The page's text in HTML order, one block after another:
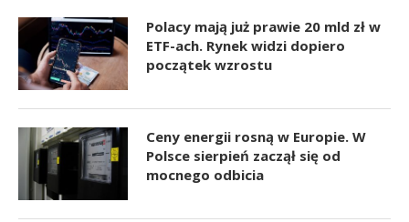
Polacy mają już prawie 20 mld zł w
ETF-ach. Rynek widzi dopiero
początek wzrostu
Ceny energii rosną w Europie. W
Polsce sierpień zaczął się od
mocnego odbicia